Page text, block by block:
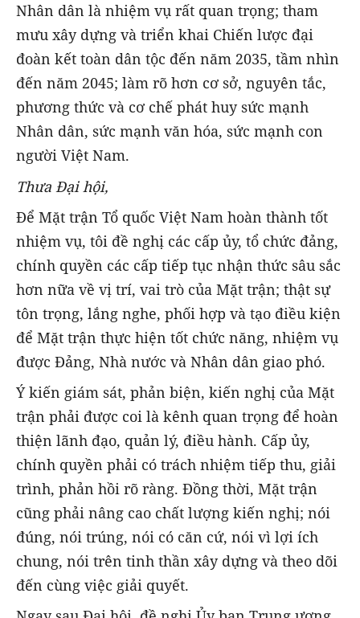
Nhân dân là nhiệm vụ rất quan trọng; tham
mưu xây dựng và triển khai Chiến lược đại
đoàn kết toàn dân tộc đến năm 2035, tầm nhìn
đến năm 2045; làm rõ hơn cơ sở, nguyên tắc,
phương thức và cơ chế phát huy sức mạnh
Nhân dân, sức mạnh văn hóa, sức mạnh con
người Việt Nam.
Thưa Đại hội,
Để Mặt trận Tổ quốc Việt Nam hoàn thành tốt
nhiệm vụ, tôi đề nghị các cấp ủy, tổ chức đảng,
chính quyền các cấp tiếp tục nhận thức sâu sắc
hơn nữa về vị trí, vai trò của Mặt trận; thật sự
tôn trọng, lắng nghe, phối hợp và tạo điều kiện
để Mặt trận thực hiện tốt chức năng, nhiệm vụ
được Đảng, Nhà nước và Nhân dân giao phó.
Ý kiến giám sát, phản biện, kiến nghị của Mặt
trận phải được coi là kênh quan trọng để hoàn
thiện lãnh đạo, quản lý, điều hành. Cấp ủy,
chính quyền phải có trách nhiệm tiếp thu, giải
trình, phản hồi rõ ràng. Đồng thời, Mặt trận
cũng phải nâng cao chất lượng kiến nghị; nói
đúng, nói trúng, nói có căn cứ, nói vì lợi ích
chung, nói trên tinh thần xây dựng và theo dõi
đến cùng việc giải quyết.